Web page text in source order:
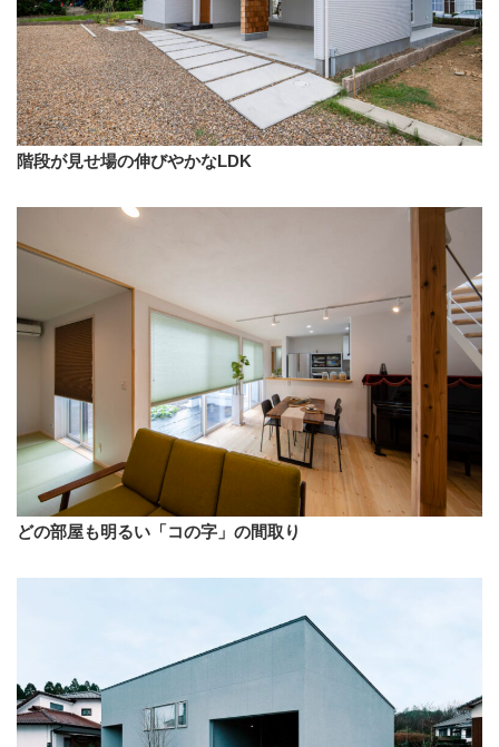
階段が見せ場の伸びやかなLDK
どの部屋も明るい「コの字」の間取り